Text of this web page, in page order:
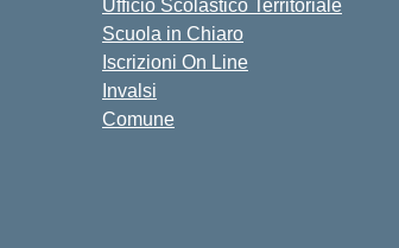
Ufficio Scolastico Territoriale
Scuola in Chiaro
Iscrizioni On Line
Invalsi
Comune